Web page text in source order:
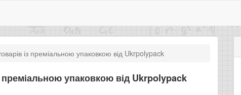
із преміальною упаковкою від Ukrpolypack
преміальною упаковкою від Ukrpolypack